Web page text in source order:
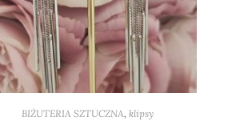
BIŻUTERIA SZTUCZNA, klipsy